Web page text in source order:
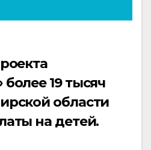
19 тысяч
области
на детей.